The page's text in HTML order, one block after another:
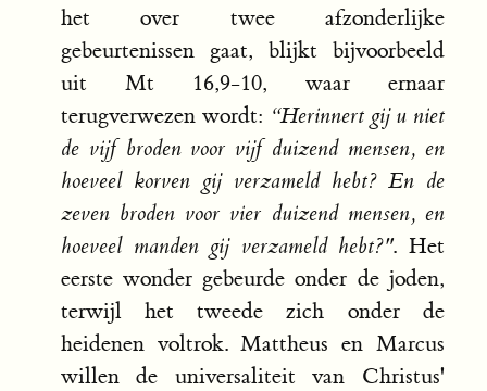
het over twee afzonderlijke
gebeurtenissen gaat, blijkt bijvoorbeeld
uit Mt 16,9-10, waar ernaar
terugverwezen wordt: “Herinnert gij u niet
de vijf broden voor vijf duizend mensen, en
hoeveel korven gij verzameld hebt? En de
zeven broden voor vier duizend mensen, en
hoeveel manden gij verzameld hebt?". Het
eerste wonder gebeurde onder de joden,
terwijl het tweede zich onder de
heidenen voltrok. Mattheus en Marcus
willen de universaliteit van Christus'